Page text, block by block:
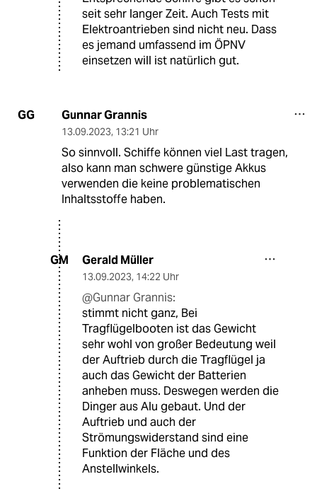
seit sehr langer Zeit. Auch Tests mit
Elektroantrieben sind nicht neu. Dass
es jemand umfassend im ÖPNV
einsetzen will ist natürlich gut.
GG Gunnar Grannis
13.09.2023, 13:21 Uhr
So sinnvoll. Schiffe können viel Last tragen,
also kann man schwere günstige Akkus
verwenden die keine problematischen
Inhaltsstoffe haben.
GM Gerald Müller
13.09.2023, 14:22 Uhr
@Gunnar Grannis:
stimmt nicht ganz, Bei
Tragflügelbooten ist das Gewicht
sehr wohl von großer Bedeutung weil
der Auftrieb durch die Tragflügel ja
auch das Gewicht der Batterien
anheben muss. Deswegen werden die
Dinger aus Alu gebaut. Und der
Auftrieb und auch der
Strömungswiderstand sind eine
Funktion der Fläche und des
Anstellwinkels.